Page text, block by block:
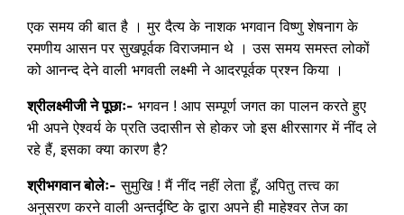
एक समय की बात है । मुर दैत्य के नाशक भगवान विष्णु शेषनाग के
रमणीय आसन पर सुखपूर्वक विराजमान थे । उस समय समस्त लोकों
को आनन्द देने वाली भगवती लक्ष्मी ने आदरपूर्वक प्रश्न किया ।
श्रीलक्ष्मीजी ने पूछाः- भगवन ! आप सम्पूर्ण जगत का पालन करते हुए
भी अपने ऐश्वर्य के प्रति उदासीन से होकर जो इस क्षीरसागर में नींद ले
रहे हैं, इसका क्या कारण है?
श्रीभगवान बोलेः- सुमुखि ! मैं नींद नहीं लेता हूँ, अपितु तत्त्व का
अनुसरण करने वाली अन्तर्दृष्टि के द्वारा अपने ही माहेश्वर तेज का